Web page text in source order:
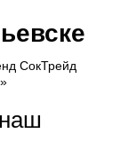
СокТрейд